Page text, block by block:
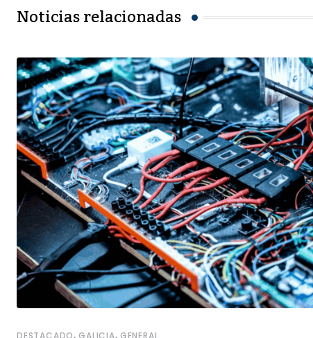
Noticias relacionadas